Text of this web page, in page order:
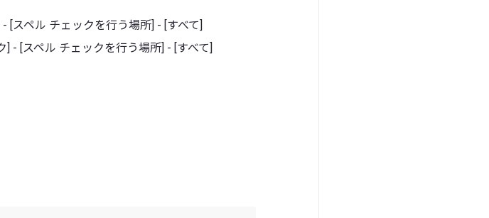
[スペル チェックを行う場所] - [すべて]
] - [スペル チェックを行う場所] - [すべて]